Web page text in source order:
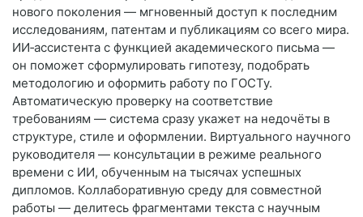
нового поколения — мгновенный доступ к последним
исследованиям, патентам и публикациям со всего мира.
ИИ‑ассистента с функцией академического письма —
он поможет сформулировать гипотезу, подобрать
методологию и оформить работу по ГОСТу.
Автоматическую проверку на соответствие
требованиям — система сразу укажет на недочёты в
структуре, стиле и оформлении. Виртуального научного
руководителя — консультации в режиме реального
времени с ИИ, обученным на тысячах успешных
дипломов. Коллаборативную среду для совместной
работы — делитесь фрагментами текста с научным